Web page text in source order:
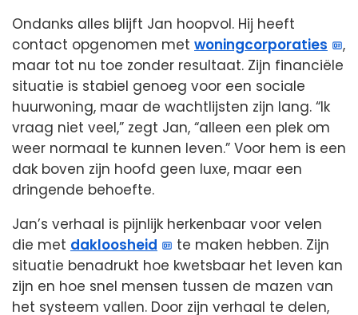
Ondanks alles blijft Jan hoopvol. Hij heeft
contact opgenomen met woningcorporaties
,
maar tot nu toe zonder resultaat. Zijn financiële
situatie is stabiel genoeg voor een sociale
huurwoning, maar de wachtlijsten zijn lang. “Ik
vraag niet veel,” zegt Jan, “alleen een plek om
weer normaal te kunnen leven.” Voor hem is een
dak boven zijn hoofd geen luxe, maar een
dringende behoefte.
Jan’s verhaal is pijnlijk herkenbaar voor velen
die met dakloosheid
te maken hebben. Zijn
situatie benadrukt hoe kwetsbaar het leven kan
zijn en hoe snel mensen tussen de mazen van
het systeem vallen. Door zijn verhaal te delen,